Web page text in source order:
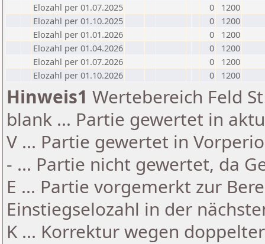
Elozahl per 01.07.2025
0
1200
Elozahl per 01.10.2025
0
1200
Elozahl per 01.01.2026
0
1200
Elozahl per 01.04.2026
0
1200
Elozahl per 01.07.2026
0
1200
Elozahl per 01.10.2026
0 1200
Hinweis1 Wertebereich Feld
blank ... Partie gewertet in
V ... Partie gewertet in
- ... Partie nicht gewertet, da
E ... Partie vorgemerkt zur
Einstiegselozahl in der
K ... Korrektur wegen